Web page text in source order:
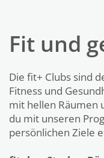
Fit und
Die fit+ Clubs sind
Fitness und
mit hellen Räumen
du mit unseren
persönlichen Ziele